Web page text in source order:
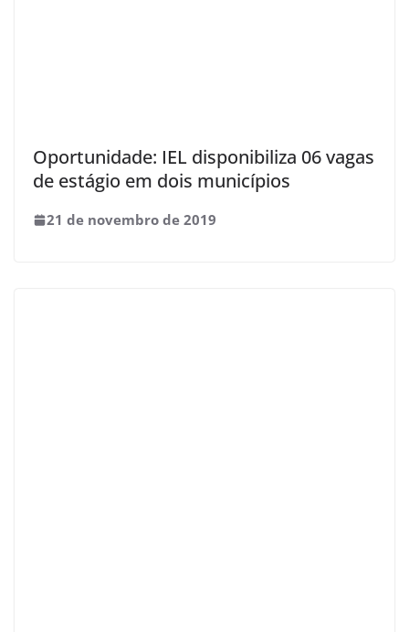
Oportunidade: IEL disponibiliza 06 vagas
de estágio em dois municípios
21 de novembro de 2019